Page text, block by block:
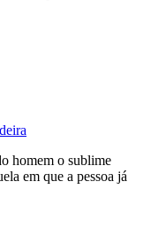
homem o sublime
em que a pessoa já